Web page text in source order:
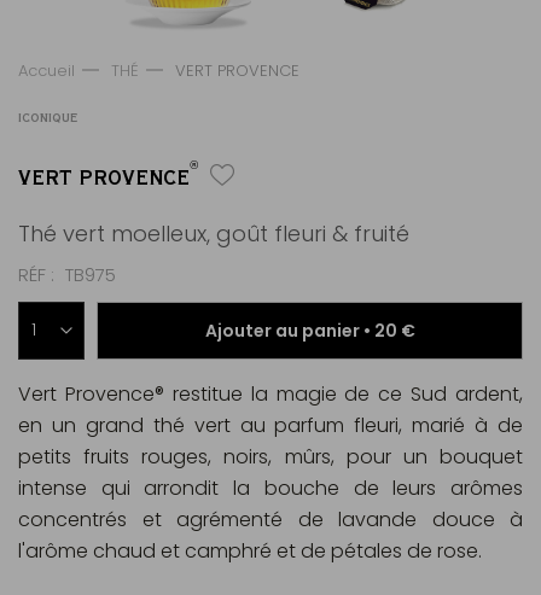
Accueil THÉ VERT PROVENCE
ICONIQUE
VERT PROVENCE®
Thé vert moelleux, goût fleuri & fruité
RÉF TB975
Ajouter au panier • 20 €
Vert Provence® restitue la magie de ce Sud ardent,
en un grand thé vert au parfum fleuri, marié à de
petits fruits rouges, noirs, mûrs, pour un bouquet
intense qui arrondit la bouche de leurs arômes
concentrés et agrémenté de lavande douce à
l'arôme chaud et camphré et de pétales de rose.